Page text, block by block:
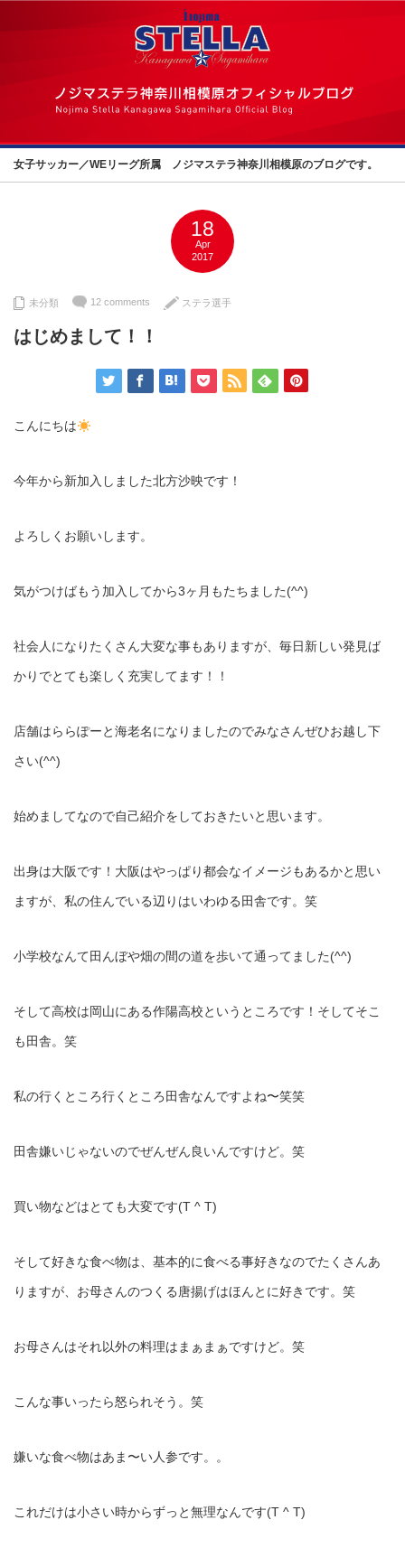
女子サッカー／WEリーグ所属 ノジマステラ神奈川相模原のブログです。
18
Apr
2017
未分類 12 comments ステラ選手
はじめまして！！
こんにちは
今年から新加入しました北方沙映です！
よろしくお願いします。
気がつけばもう加入してから3ヶ月もたちました(^^)
社会人になりたくさん大変な事もありますが、毎日新しい発見ば
かりでとても楽しく充実してます！！
店舗はららぽーと海老名になりましたのでみなさんぜひお越し下
さい(^^)
始めましてなので自己紹介をしておきたいと思います。
出身は大阪です！大阪はやっぱり都会なイメージもあるかと思い
ますが、私の住んでいる辺りはいわゆる田舎です。笑
小学校なんて田んぼや畑の間の道を歩いて通ってました(^^)
そして高校は岡山にある作陽高校というところです！そしてそこ
も田舎。笑
私の行くところ行くところ田舎なんですよね〜笑笑
田舎嫌いじゃないのでぜんぜん良いんですけど。笑
買い物などはとても大変です(T ^ T)
そして好きな食べ物は、基本的に食べる事好きなのでたくさんあ
りますが、お母さんのつくる唐揚げはほんとに好きです。笑
お母さんはそれ以外の料理はまぁまぁですけど。笑
こんな事いったら怒られそう。笑
嫌いな食べ物はあま〜い人参です。。
これだけは小さい時からずっと無理なんです(T ^ T)